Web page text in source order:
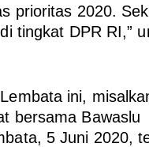
prioritas 2020.
tingkat DPR RI,”
ini,
bersama Bawaslu
5 Juni 2020,